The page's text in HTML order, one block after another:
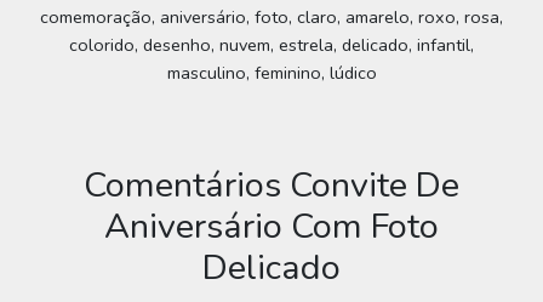
comemoração, aniversário, foto, claro, amarelo, roxo, rosa,
colorido, desenho, nuvem, estrela, delicado, infantil,
masculino, feminino, lúdico
Comentários Convite De
Aniversário Com Foto
Delicado